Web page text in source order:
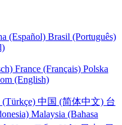
(Español) Brasil (Português)
France (Français) Polska
(English)
中国 (简体中文) 台
Malaysia (Bahasa